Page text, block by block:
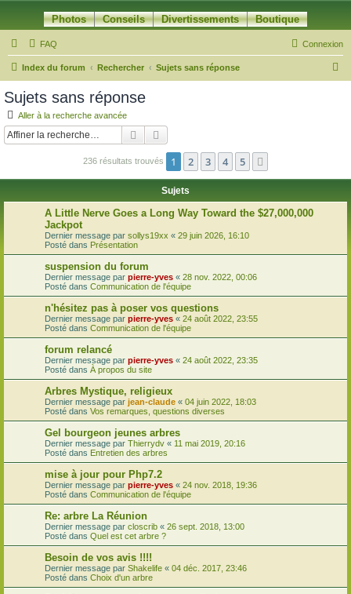
Photos Conseils Divertissements Boutique
FAQ Connexion
Index du forum Rechercher Sujets sans réponse
c
Sujets sans réponse
Aller à la recherche avancée
Rechercher
236 résultats trouvés 1 2 3 4 5
Sujets
A Little Nerve Goes a Long Way Toward the $27,000,000
Jackpot
Dernier message par sollys19xx « 29 juin 2026, 16:10
Posté dans Présentation
suspension du forum
Dernier message par pierre-yves « 28 nov. 2022, 00:06
Posté dans Communication de l'équipe
n'hésitez pas à poser vos questions
Dernier message par pierre-yves « 24 août 2022, 23:55
Posté dans Communication de l'équipe
forum relancé
Dernier message par pierre-yves « 24 août 2022, 23:35
Posté dans À propos du site
Arbres Mystique, religieux
Dernier message par jean-claude « 04 juin 2022, 18:03
Posté dans Vos remarques, questions diverses
Gel bourgeon jeunes arbres
Dernier message par Thierrydv « 11 mai 2019, 20:16
Posté dans Entretien des arbres
mise à jour pour Php7.2
Dernier message par pierre-yves « 24 nov. 2018, 19:36
Posté dans Communication de l'équipe
Re: arbre La Réunion
Dernier message par closcrib « 26 sept. 2018, 13:00
Posté dans Quel est cet arbre ?
Besoin de vos avis !!!!
Dernier message par Shakelife « 04 déc. 2017, 23:46
Posté dans Choix d'un arbre